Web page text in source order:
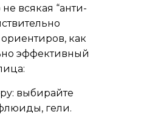
всякая “анти-
как
эффективный
выбирайте
гели.